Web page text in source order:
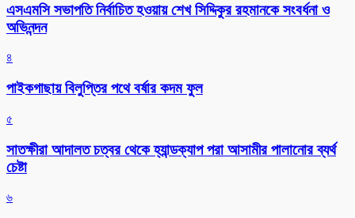
এসএমসি সভাপতি নির্বাচিত হওয়ায় শেখ সিদ্দিকুর রহমানকে সংবর্ধনা ও
অভিনন্দন
৪
পাইকগাছায় বিলুপ্তির পথে বর্ষার কদম ফুল
৫
সাতক্ষীরা আদালত চত্বর থেকে হ্যান্ডক্যাপ পরা আসামীর পালানোর ব্যর্থ
চেষ্টা
৬